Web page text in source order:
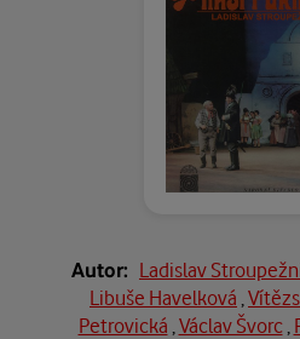
Autor: Ladislav
Libuše Havelková
Petrovická Václav Švorc,